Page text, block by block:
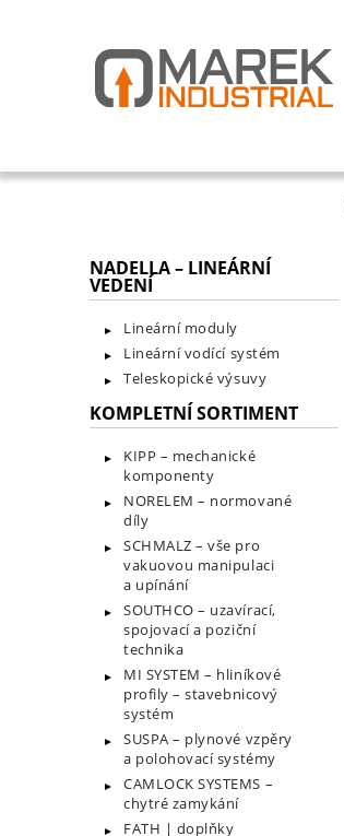
NADELLA – LINEÁRNÍ
VEDENÍ
Lineární moduly
Lineární vodící systém
Teleskopické výsuvy
KOMPLETNÍ SORTIMENT
KIPP – mechanické
komponenty
NORELEM – normované
díly
SCHMALZ – vše pro
vakuovou manipulaci
a upínání
SOUTHCO – uzavírací,
spojovací a poziční
technika
MI SYSTEM – hliníkové
profily – stavebnicový
systém
SUSPA – plynové vzpěry
a polohovací systémy
CAMLOCK SYSTEMS –
chytré zamykání
FATH | doplňky